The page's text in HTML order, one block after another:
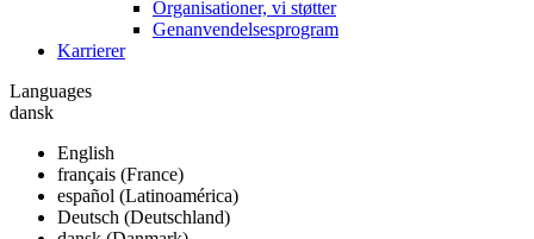
Organisationer, vi støtter
Genanvendelsesprogram
Karrierer
Languages
dansk
English
français (France)
español (Latinoamérica)
Deutsch (Deutschland)